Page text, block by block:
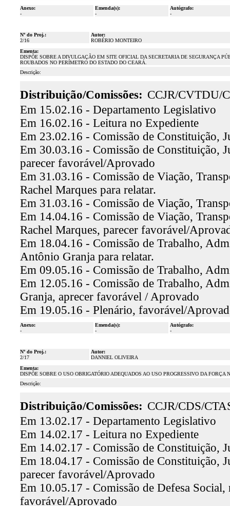
Anexo:
-
Emenda(s):
-
Autógrafo:
-
Nº do Proj.:
2/16
Autor:
ROBÉRIO MONTEIRO
Ementa:
DISPÕE SOBRE A DIVULGAÇÃO EM SITE OFICIAL DA SECRETARIA DE SEGURANÇA
ROUBADOS NO PERÍMETRO DO ESTADO DO CEARÁ.
Descrição:
Distribuição/Comissões: CCJR/CVTDU/
Em 15.02.16 - Departamento Legislativo
Em 16.02.16 - Leitura no Expediente
Em 23.02.16 - Comissão de Constituição,
Em 30.03.16 - Comissão de Constituição,
parecer favorável/Aprovado
Em 31.03.16 - Comissão de Viação,
Rachel Marques para relatar.
Em 31.03.16 - Comissão de Viação,
Em 14.04.16 - Comissão de Viação,
Rachel Marques, parecer favorável/
Em 18.04.16 - Comissão de Trabalho,
Antônio Granja para relatar.
Em 09.05.16 - Comissão de Trabalho,
Em 12.05.16 - Comissão de Trabalho,
Granja, aprecer favorável / Aprovado
Em 19.05.16 - Plenário, favorável/
Anexo:
-
Emenda(s):
-
Autógrafo:
-
Nº do Proj.:
2/17
Autor:
DANNIEL OLIVEIRA
Ementa:
DISPÕE SOBRE O USO OBRIGATÓRIO ADEQUADOS AO USO PROGRESSIVO DA FORÇA
Descrição:
Distribuição/Comissões: CCJR/CDS/
Em 13.02.17 - Departamento Legislativo
Em 14.02.17 - Leitura no Expediente
Em 14.02.17 - Comissão de Constituição,
Em 18.04.17 - Comissão de Constituição,
parecer favorável/Aprovado
Em 10.05.17 - Comissão de Defesa
favorável/Aprovado